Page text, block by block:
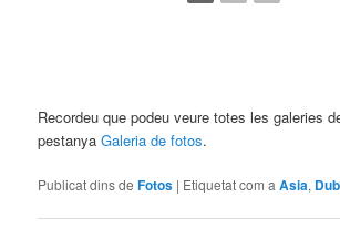
Recordeu que podeu veure totes les galeries
pestanyaGaleria de fotos.
Publicat dins de Fotos | Etiquetat com a Asia,